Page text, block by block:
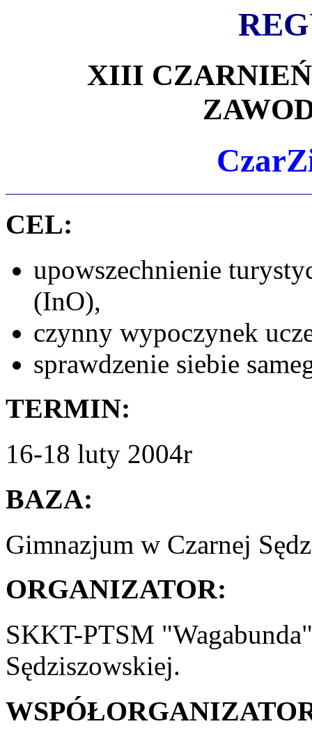
XIII
CEL:
upowszechnienie
(InO),
czynny wypoczynek
sprawdzenie siebie
TERMIN:
16-18 luty 2004r
BAZA:
Gimnazjum w Czarnej
ORGANIZATOR:
SKKT-PTSM
Sędziszowskiej.